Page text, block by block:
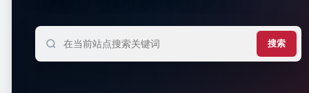
搜索